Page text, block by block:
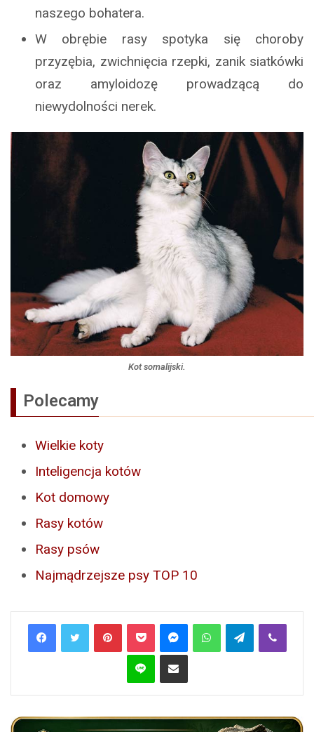
naszego bohatera.
W obrębie rasy spotyka się choroby
przyzębia, zwichnięcia rzepki, zanik siatkówki
oraz amyloidozę prowadzącą do
niewydolności nerek.
Kot somalijski.
Polecamy
Wielkie koty
Inteligencja kotów
Kot domowy
Rasy kotów
Rasy psów
Najmądrzejsze psy TOP 10
PinterestPocket MessengerWhatsAppTelegramViber
Line Share via Email